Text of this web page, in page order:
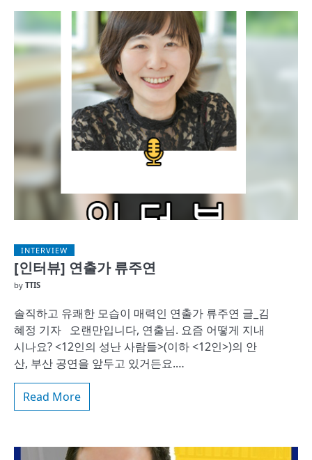
INTERVIEW
[인터뷰] 연출가 류주연
by TTIS
솔직하고 유쾌한 모습이 매력인 연출가 류주연 글_김
혜정 기자 오랜만입니다, 연출님. 요즘 어떻게 지내
시나요? <12인의 성난 사람들>(이하 <12인>)의 안
산, 부산 공연을 앞두고 있거든요.…
Read More